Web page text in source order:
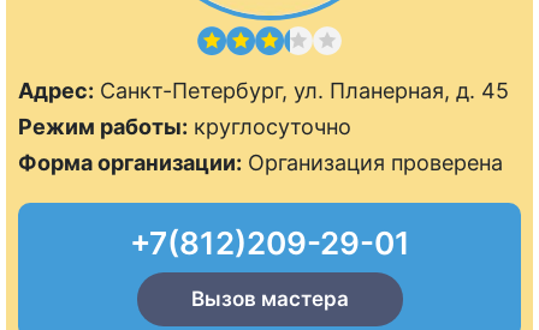
Адрес: Санкт-Петербург, ул. Планерная, д. 45
Режим работы: круглосуточно
Форма организации: Организация проверена
+7(812)209-29-01
Вызов мастера